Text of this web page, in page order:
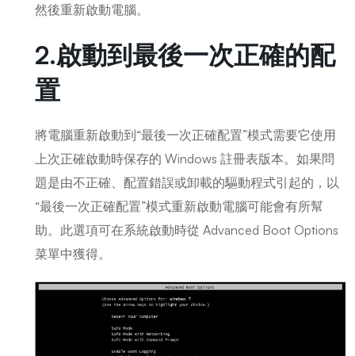
然後重新啟動電腦。
2.啟動到最後一次正確的配
置
將電腦重新啟動到“最後一次正確配置”模式需要它使用
上次正確啟動時保存的 Windows 註冊表版本。如果問
題是由不正確、配置錯誤或卸載的驅動程式引起的，以
“最後一次正確配置”模式重新啟動電腦可能會有所幫
助。此選項可在系統啟動時從 Advanced Boot Options
菜單中獲得。